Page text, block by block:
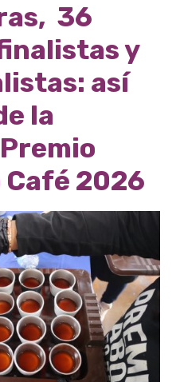
36
y
así
la
Café 2026